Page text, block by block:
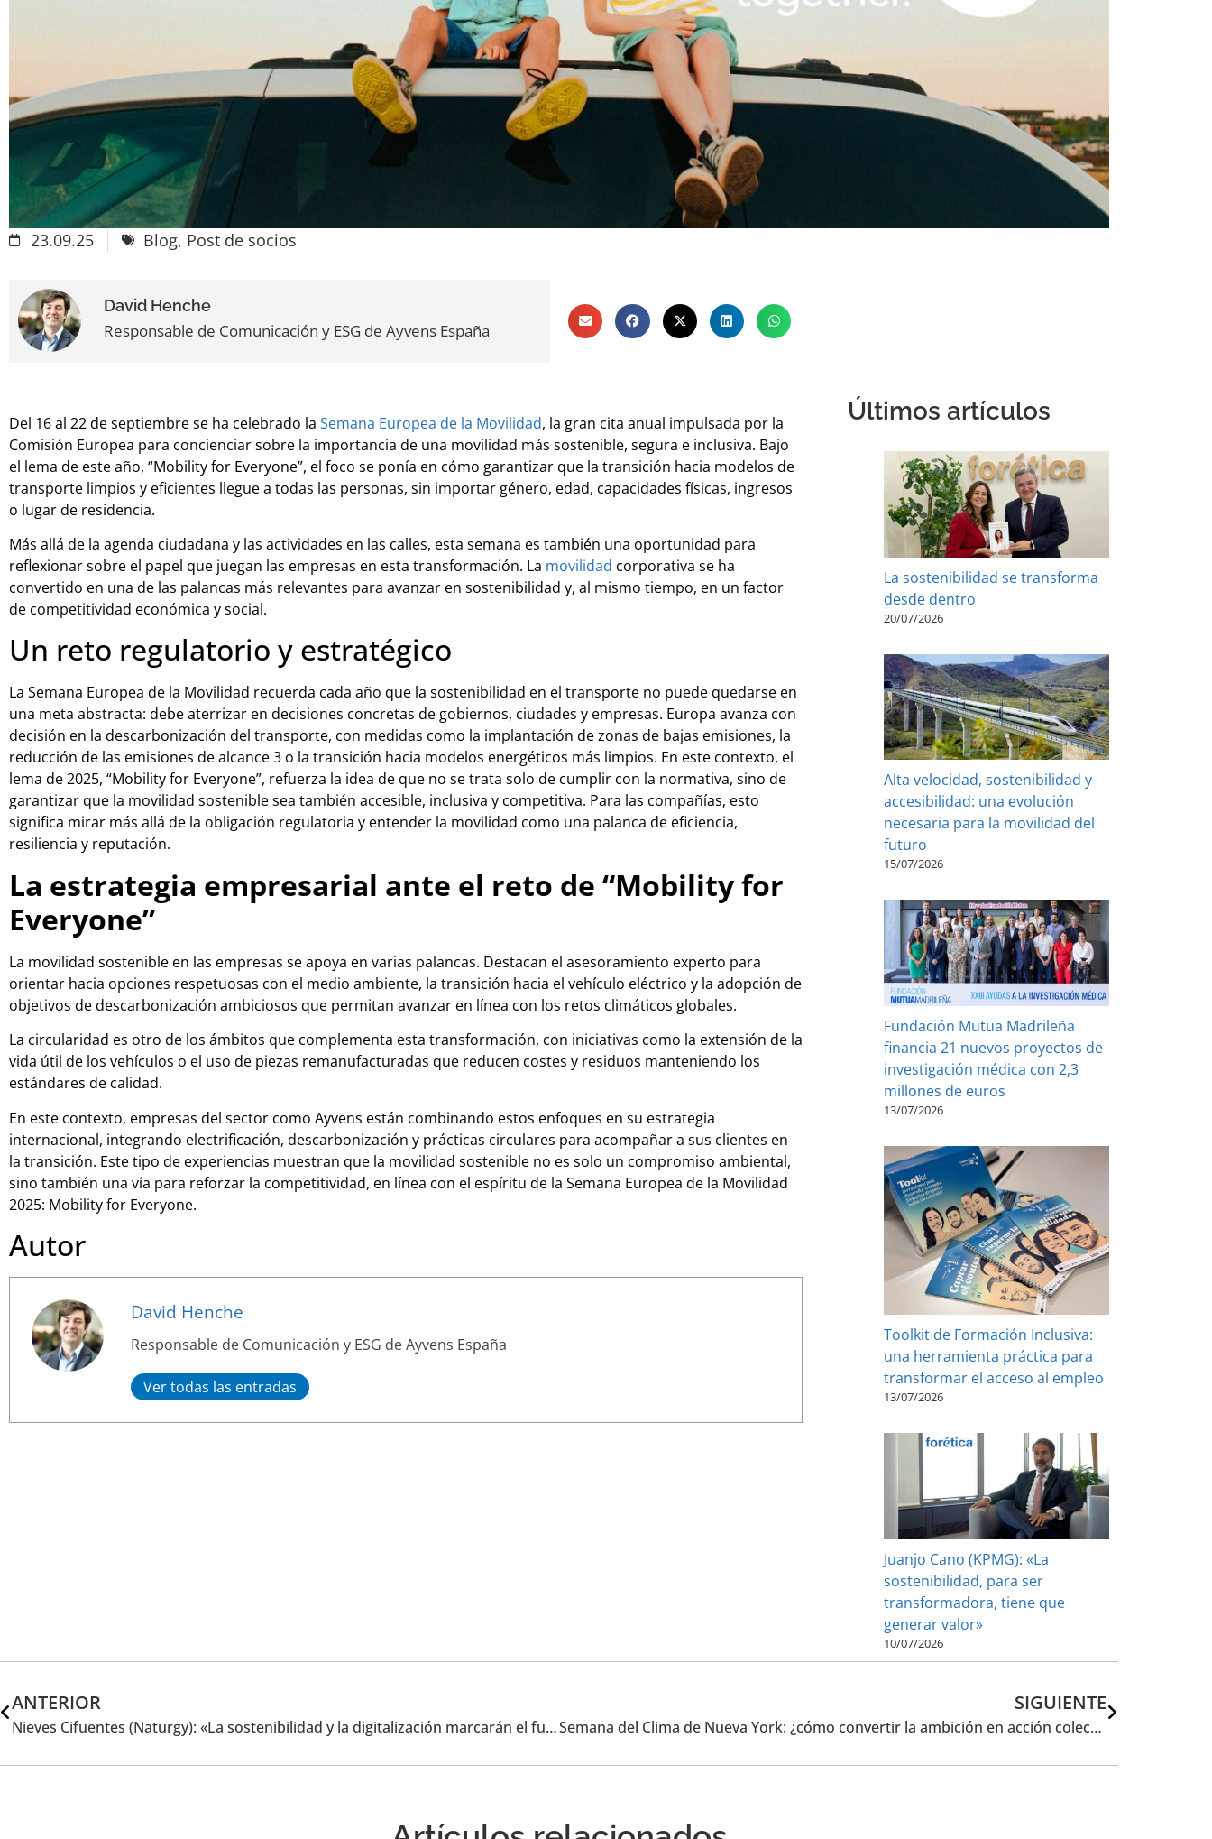
23.09.25 Blog, Post de socios
David Henche
Responsable de Comunicación y ESG de Ayvens España
Del 16 al 22 de septiembre se ha celebrado la Semana Europea de la Movilidad, la gran cita anual impulsada por la
Comisión Europea para concienciar sobre la importancia de una movilidad más sostenible, segura e inclusiva. Bajo
el lema de este año, “Mobility for Everyone”, el foco se ponía en cómo garantizar que la transición hacia modelos de
transporte limpios y eficientes llegue a todas las personas, sin importar género, edad, capacidades físicas, ingresos
o lugar de residencia.
Más allá de la agenda ciudadana y las actividades en las calles, esta semana es también una oportunidad para
reflexionar sobre el papel que juegan las empresas en esta transformación. La movilidad corporativa se ha
convertido en una de las palancas más relevantes para avanzar en sostenibilidad y, al mismo tiempo, en un factor
de competitividad económica y social.
Un reto regulatorio y estratégico
La Semana Europea de la Movilidad recuerda cada año que la sostenibilidad en el transporte no puede quedarse en
una meta abstracta: debe aterrizar en decisiones concretas de gobiernos, ciudades y empresas. Europa avanza con
decisión en la descarbonización del transporte, con medidas como la implantación de zonas de bajas emisiones, la
reducción de las emisiones de alcance 3 o la transición hacia modelos energéticos más limpios. En este contexto, el
lema de 2025, “Mobility for Everyone”, refuerza la idea de que no se trata solo de cumplir con la normativa, sino de
garantizar que la movilidad sostenible sea también accesible, inclusiva y competitiva. Para las compañías, esto
significa mirar más allá de la obligación regulatoria y entender la movilidad como una palanca de eficiencia,
resiliencia y reputación.
La estrategia empresarial ante el reto de “Mobility for
Everyone”
La movilidad sostenible en las empresas se apoya en varias palancas. Destacan el asesoramiento experto para
orientar hacia opciones respetuosas con el medio ambiente, la transición hacia el vehículo eléctrico y la adopción de
objetivos de descarbonización ambiciosos que permitan avanzar en línea con los retos climáticos globales.
La circularidad es otro de los ámbitos que complementa esta transformación, con iniciativas como la extensión de la
vida útil de los vehículos o el uso de piezas remanufacturadas que reducen costes y residuos manteniendo los
estándares de calidad.
En este contexto, empresas del sector como Ayvens están combinando estos enfoques en su estrategia
internacional, integrando electrificación, descarbonización y prácticas circulares para acompañar a sus clientes en
la transición. Este tipo de experiencias muestran que la movilidad sostenible no es solo un compromiso ambiental,
sino también una vía para reforzar la competitividad, en línea con el espíritu de la Semana Europea de la Movilidad
2025: Mobility for Everyone.
Autor
David Henche
Responsable de Comunicación y ESG de Ayvens España
Ver todas las entradas
Últimos artículos
La sostenibilidad se transforma
desde dentro
20/07/2026
Alta velocidad, sostenibilidad y
accesibilidad: una evolución
necesaria para la movilidad del
futuro
15/07/2026
Fundación Mutua Madrileña
financia 21 nuevos proyectos de
investigación médica con 2,3
millones de euros
13/07/2026
Toolkit de Formación Inclusiva:
una herramienta práctica para
transformar el acceso al empleo
13/07/2026
Juanjo Cano (KPMG): «La
sostenibilidad, para ser
transformadora, tiene que
generar valor»
10/07/2026
ANTERIOR
Nieves Cifuentes (Naturgy): «La sostenibilidad y la digitalización marcarán el futuro»
SIGUIENTE
Semana del Clima de Nueva York: ¿cómo convertir la ambición en acción colectiva?